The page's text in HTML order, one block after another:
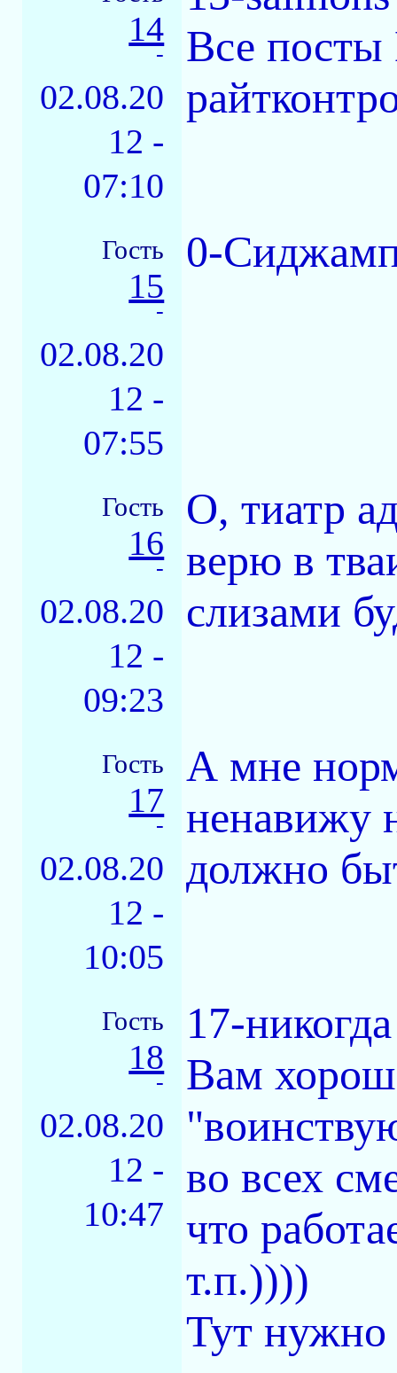
14
-
02.08.20
12 -
07:10
Все
Гость
15
-
02.08.20
12 -
07:55
0-
Гость
16
-
02.08.20
12 -
09:23
О, тиатр
верю в
слизами
Гость
17
-
02.08.20
12 -
10:05
А мне
должно
Гость
18
-
02.08.20
12 -
10:47
17-
Вам
во всех
что
т.п.))))
Тут нужно